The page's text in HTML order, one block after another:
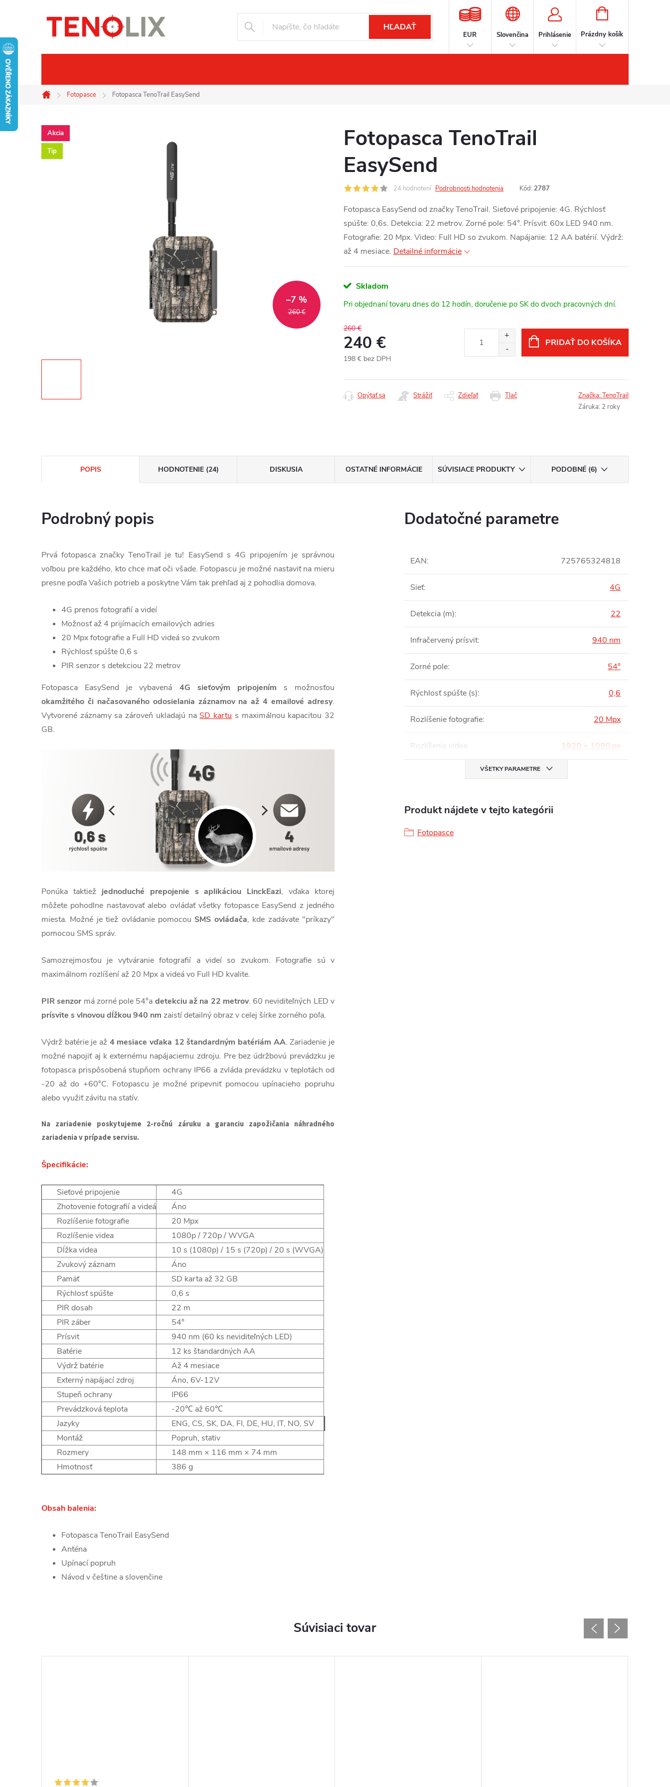
HĽADAŤ
EUR Slovenčina Prihlásenie
NÁKUPNÝ
Prázdny košík
Domov
Fotopasce Fotopasca TenoTrail EasySend
Akcia
Tip
260 €
–7 %
Fotopasca TenoTrail
EasySend
24 hodnotení Podrobnosti hodnotenia Kód: 2787
Fotopasca EasySend od značky TenoTrail. Sieťové pripojenie: 4G. Rýchlosť
spúšte: 0,6s. Detekcia: 22 metrov. Zorné pole: 54°. Prísvit: 60x LED 940 nm.
Fotografie: 20 Mpx. Video: Full HD so zvukom. Napájanie: 12 AA batérií. Výdrž:
až 4 mesiace. Detailné informácie
Skladom
Pri objednaní tovaru dnes do 12 hodín, doručenie po SK do dvoch pracovných dní.
260 €
240 €
198 € bez DPH
cena:
PRIDAŤ DO KOŠÍKA
Tlač
Opýtať sa Strážiť Zdieľať Značka:TenoTrail
Záruka: 2 roky
POPIS HODNOTENIE (24) DISKUSIA OSTATNÉ INFORMÁCIE SÚVISIACE PRODUKTY PODOBNÉ (6)
Podrobný popis
Prvá fotopasca značky TenoTrail je tu! EasySend s 4G pripojením je správnou
voľbou pre každého, kto chce mať oči všade. Fotopascu je možné nastaviť na mieru
presne podľa Vašich potrieb a poskytne Vám tak prehľad aj z pohodlia domova.
4G prenos fotografií a videí
Možnosť až 4 prijímacích emailových adries
20 Mpx fotografie a Full HD videá so zvukom
Rýchlosť spúšte 0,6 s
PIR senzor s detekciou 22 metrov
Fotopasca EasySend je vybavená 4G sieťovým pripojením s možnosťou
okamžitého či načasovaného odosielania záznamov na až 4 emailové adresy.
Vytvorené záznamy sa zároveň ukladajú na SD kartu s maximálnou kapacitou 32
GB.
Ponúka taktiež jednoduché prepojenie s aplikáciou LinckEazi, vďaka ktorej
môžete pohodlne nastavovať alebo ovládať všetky fotopasce EasySend z jedného
miesta. Možné je tiež ovládanie pomocou SMS ovládača, kde zadávate "príkazy"
pomocou SMS správ.
Samozrejmosťou je vytváranie fotografií a videí so zvukom. Fotografie sú v
maximálnom rozlíšení až 20 Mpx a videá vo Full HD kvalite.
PIR senzor má zorné pole 54°a detekciu až na 22 metrov. 60 neviditeľných LED v
prísvite s vlnovou dĺžkou 940 nm zaistí detailný obraz v celej šírke zorného poľa.
Výdrž batérie je až 4 mesiace vďaka 12 štandardným batériám AA. Zariadenie je
možné napojiť aj k externému napájaciemu zdroju. Pre bez údržbovú prevádzku je
fotopasca prispôsobená stupňom ochrany IP66 a zvláda prevádzku v teplotách od
-20 až do +60°C. Fotopascu je možné pripevniť pomocou upínacieho popruhu
alebo využiť závitu na statív.
Na zariadenie poskytujeme 2-ročnú záruku a garanciu zapožičania náhradného
zariadenia v prípade servisu.
Špecifikácie:
Sieťové pripojenie
4G
Zhotovenie fotografií a videá
Áno
Rozlíšenie fotografie
20 Mpx
Rozlíšenie videa
1080p / 720p / WVGA
Dĺžka videa
10 s (1080p) / 15 s (720p) / 20 s (WVGA)
Zvukový záznam
Áno
Pamäť
SD karta až 32 GB
Rýchlosť spúšte
0,6 s
PIR dosah
22 m
PIR záber
54°
Prísvit
940 nm (60 ks neviditeľných LED)
Batérie
12 ks štandardných AA
Výdrž batérie
Až 4 mesiace
Externý napájací zdroj
Áno, 6V-12V
Stupeň ochrany
IP66
Prevádzková teplota
-20℃ až 60℃
Jazyky
ENG, CS, SK, DA, FI, DE, HU, IT, NO, SV
Montáž
Popruh, stativ
Rozmery
148 mm × 116 mm × 74 mm
Hmotnosť
386 g
Obsah balenia:
Fotopasca TenoTrail EasySend
Anténa
Upínací popruh
Návod v češtine a slovenčine
Dodatočné parametre
EAN: 725765324818
Sieť: 4G
Detekcia (m): 22
Infračervený prísvit: 940 nm
Zorné pole: 54°
Rýchlosť spúšte (s): 0,6
Rozlíšenie fotografie: 20 Mpx
Rozlíšenie videa: 1920 × 1080 px
VŠETKY PARAMETRE
Produkt nájdete v tejto kategórii
Fotopasce
Súvisiaci tovar